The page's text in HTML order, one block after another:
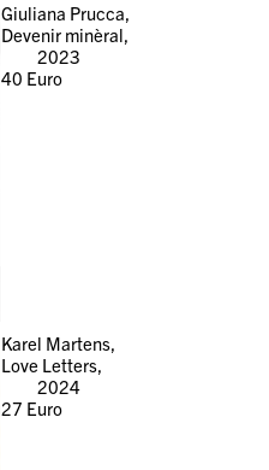
Giuliana Prucca,
Devenir minèral,
2023
40 Euro
Karel Martens,
Love Letters,
2024
27 Euro